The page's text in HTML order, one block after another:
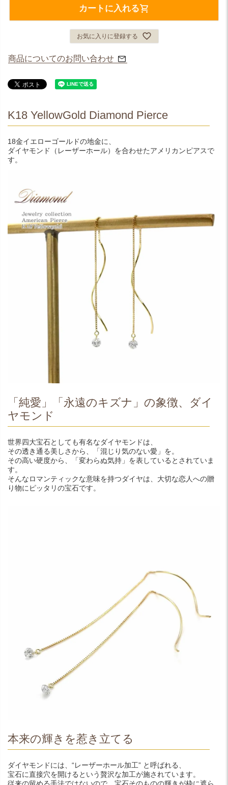
カートに入れる
お気に入りに登録する
商品についてのお問い合わせ
K18 YellowGold Diamond Pierce
18金イエローゴールドの地金に、
ダイヤモンド（レーザーホール）を合わせたアメリカンピアスで
す。
「純愛」「永遠のキズナ」の象徴、ダイ
ヤモンド
世界四大宝石としても有名なダイヤモンドは、
その透き通る美しさから、「混じり気のない愛」を。
その高い硬度から、「変わらぬ気持」を表しているとされていま
す。
そんなロマンティックな意味を持つダイヤは、大切な恋人への贈
り物にピッタリの宝石です。
本来の輝きを惹き立てる
ダイヤモンドには、“レーザーホール加工” と呼ばれる、
宝石に直接穴を開けるという贅沢な加工が施されています。
従来の留める手法ではないので、宝石そのものの輝きが枠に遮ら